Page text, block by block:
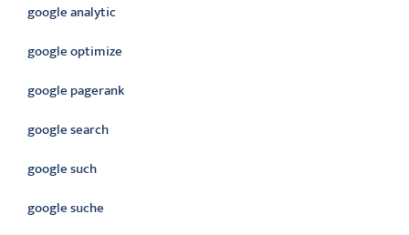
google analytic
google optimize
google pagerank
google search
google such
google suche